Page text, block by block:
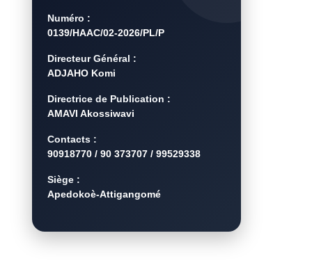
Numéro :
0139/HAAC/02-2026/PL/P
Directeur Général :
ADJAHO Komi
Directrice de Publication :
AMAVI Akossiwavi
Contacts :
90918770 / 90 373707 / 99529338
Siège :
Apedokoè-Attigangomé